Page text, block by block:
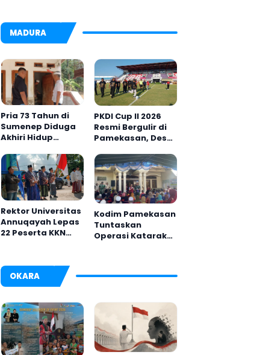
MADURA
Pria 73 Tahun di
Sumenep Diduga
Akhiri Hidup
PKDI Cup II 2026
Resmi Bergulir di
Pamekasan, Desa
Tiket ke Tingkat
Nasional
Rektor Universitas
Annuqayah Lepas
22 Peserta KKN
Jeddah
Kodim Pamekasan
Tuntaskan
Operasi Katarak
OKARA